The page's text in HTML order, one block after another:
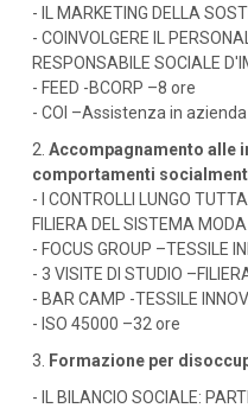
- IL MARKETING DELLA
- COINVOLGERE IL
RESPONSABILE SOCIALE
- FEED -BCORP –8 ore
- COI –Assistenza in
2. Accompagnamento alle
comportamenti
- I CONTROLLI LUNGO
FILIERA DEL SISTEMA
- FOCUS GROUP –TESSILE
- 3 VISITE DI STUDIO
- BAR CAMP -TESSILE
- ISO 45000 –32 ore
3. Formazione per
- IL BILANCIO SOCIALE: